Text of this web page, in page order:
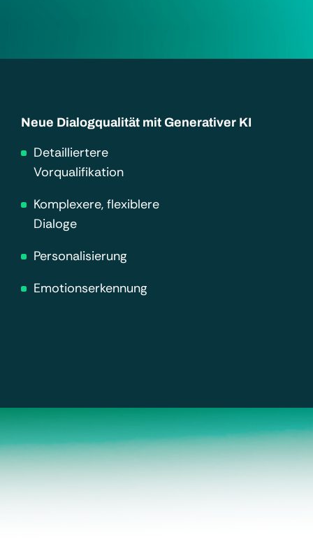
Neue Dialogqualität mit Generativer KI
Detailliertere
Vorqualifikation
Komplexere, flexiblere
Dialoge
Personalisierung
Emotionserkennung